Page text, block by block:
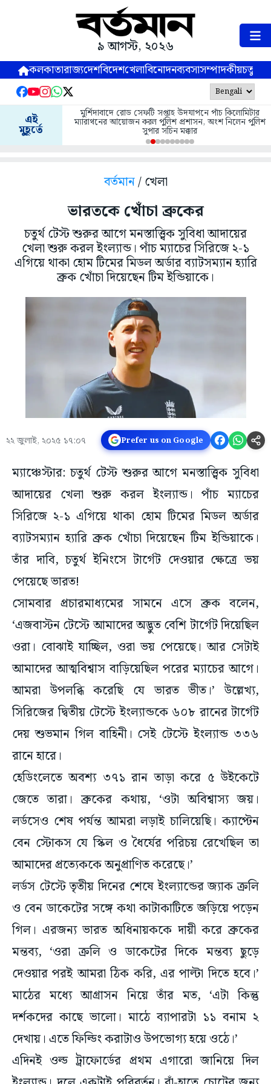
৯ আগস্ট, ২০২৬
কলকাতারাজ্যদেশবিদেশখেলাবিনোদনব্যবসাসম্পাদকীয়
এই
মুহূর্তে
মুর্শিদাবাদে রোড সেফটি সপ্তাহ উদযাপনে পাঁচ কিলোমিটার
ম্যারাথনের আয়োজন করল পুলিশ প্রশাসন, অংশ নিলেন পুলিশ
সুপার সচিন মক্কার
বর্তমান/ খেলা
ভারতকে খোঁচা ব্রুকের
চতুর্থ টেস্ট শুরুর আগে মনস্তাত্ত্বিক সুবিধা আদায়ের
খেলা শুরু করল ইংল্যান্ড। পাঁচ ম্যাচের সিরিজে ২-১
এগিয়ে থাকা হোম টিমের মিডল অর্ডার ব্যাটসম্যান হ্যারি
ব্রুক খোঁচা দিয়েছেন টিম ইন্ডিয়াকে।
২২ জুলাই, ২০২৫ ১৭:০৭ Prefer us on Google
ম্যাঞ্চেস্টার: চতুর্থ টেস্ট শুরুর আগে মনস্তাত্ত্বিক সুবিধা
আদায়ের খেলা শুরু করল ইংল্যান্ড। পাঁচ ম্যাচের
সিরিজে ২-১ এগিয়ে থাকা হোম টিমের মিডল অর্ডার
ব্যাটসম্যান হ্যারি ব্রুক খোঁচা দিয়েছেন টিম ইন্ডিয়াকে।
তাঁর দাবি, চতুর্থ ইনিংসে টার্গেট দেওয়ার ক্ষেত্রে ভয়
পেয়েছে ভারত!
সোমবার প্রচারমাধ্যমের সামনে এসে ব্রুক বলেন,
‘এজবাস্টন টেস্টে আমাদের অদ্ভুত বেশি টার্গেট দিয়েছিল
ওরা। বোঝাই যাচ্ছিল, ওরা ভয় পেয়েছে। আর সেটাই
আমাদের আত্মবিশ্বাস বাড়িয়েছিল পরের ম্যাচের আগে।
আমরা উপলব্ধি করেছি যে ভারত ভীত।’ উল্লেখ্য,
সিরিজের দ্বিতীয় টেস্টে ইংল্যান্ডকে ৬০৮ রানের টার্গেট
দেয় শুভমান গিল বাহিনী। সেই টেস্টে ইংল্যান্ড ৩৩৬
রানে হারে।
হেডিংলেতে অবশ্য ৩৭১ রান তাড়া করে ৫ উইকেটে
জেতে তারা। ব্রুকের কথায়, ‘ওটা অবিশ্বাস্য জয়।
লর্ডসেও শেষ পর্যন্ত আমরা লড়াই চালিয়েছি। ক্যাপ্টেন
বেন স্টোকস যে স্কিল ও ধৈর্যের পরিচয় রেখেছিল তা
আমাদের প্রত্যেককে অনুপ্রাণিত করেছে।’
লর্ডস টেস্টে তৃতীয় দিনের শেষে ইংল্যান্ডের জ্যাক ক্রলি
ও বেন ডাকেটের সঙ্গে কথা কাটাকাটিতে জড়িয়ে পড়েন
গিল। এরজন্য ভারত অধিনায়ককে দায়ী করে ব্রুকের
মন্তব্য, ‘ওরা ক্রলি ও ডাকেটের দিকে মন্তব্য ছুড়ে
দেওয়ার পরই আমরা ঠিক করি, এর পাল্টা দিতে হবে।’
মাঠের মধ্যে আগ্রাসন নিয়ে তাঁর মত, ‘এটা কিন্তু
দর্শকদের কাছে ভালো। মাঠে ব্যাপারটা ১১ বনাম ২
দেখায়। এতে ফিল্ডিং করাটাও উপভোগ্য হয়ে ওঠে।’
এদিনই ওল্ড ট্রাফোর্ডের প্রথম এগারো জানিয়ে দিল